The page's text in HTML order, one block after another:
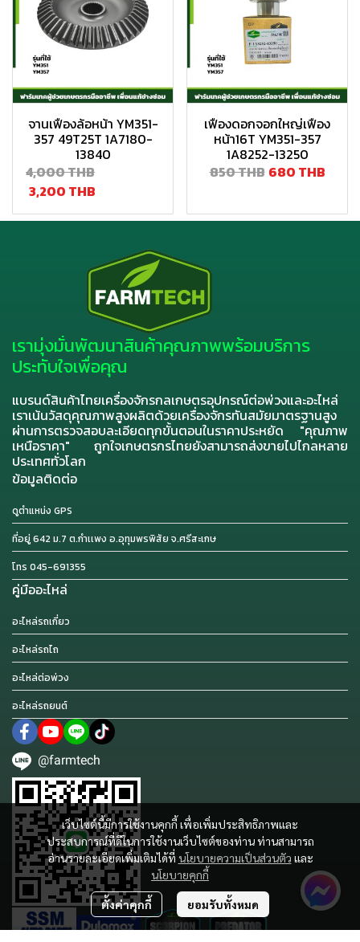
จานเฟืองล้อหน้า YM351-
357 49T25T 1A7180-
13840
4,000 THB
3,200 THB
เฟืองดอกจอกใหญ่เฟือง
หน้า16T YM351-357
1A8252-13250
850 THB 680 THB
เว็บไซต์นี้มีการใช้งานคุกกี้ เพื่อเพิ่มประสิทธิภาพและ
ประสบการณ์ที่ดีในการใช้งานเว็บไซต์ของท่าน ท่านสามารถ
อ่านรายละเอียดเพิ่มเติมได้ที่ นโยบายความเป็นส่วนตัว และ
นโยบายคุกกี้
ตั้งค่าคุกกี้ ยอมรับทั้งหมด
เรามุ่งมั่นพัฒนาสินค้าคุณภาพพร้อมบริการ
ประทับใจเพื่อคุณ
แบรนด์สินค้าไทยเครื่องจักรกลเกษตรอุปกรณ์ต่อพ่วงและอะไหล่
เราเน้นวัสดุคุณภาพสูงผลิตด้วยเครื่องจักรทันสมัยมาตรฐานสูง
ผ่านการตรวจสอบละเอียดทุกขั้นตอนในราคาประหยัด "คุณภาพ
เหนือราคา" ถูกใจเกษตรกรไทยยังสามารถส่งขายไปไกลหลาย
ประเทศทั่วโลก
ข้อมูลติดต่อ
ดูตำแหน่ง GPS
ที่อยู่ 642 ม.7 ต.กำเเพง อ.อุทุมพรพิสัย จ.ศรีสะเกษ
โทร 045-691355
คู่มืออะไหล่
อะไหล่รถเกี่ยว
อะไหล่รถไถ
อะไหล่ต่อพ่วง
อะไหล่รถยนต์
@farmtech